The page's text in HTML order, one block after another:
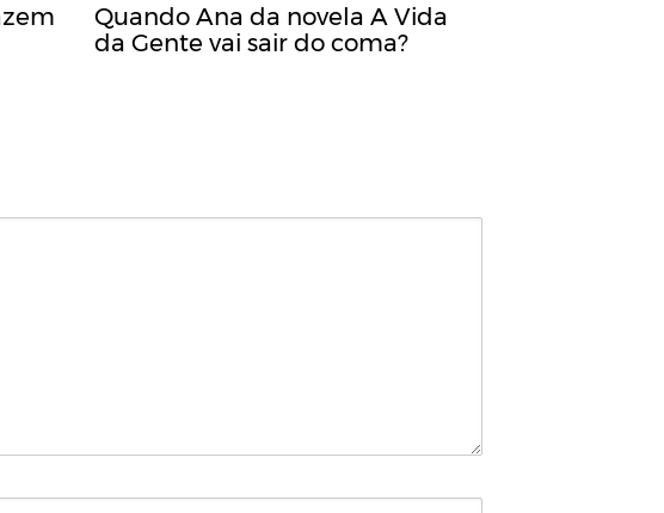
Quando Ana da novela A Vida
da Gente vai sair do coma?